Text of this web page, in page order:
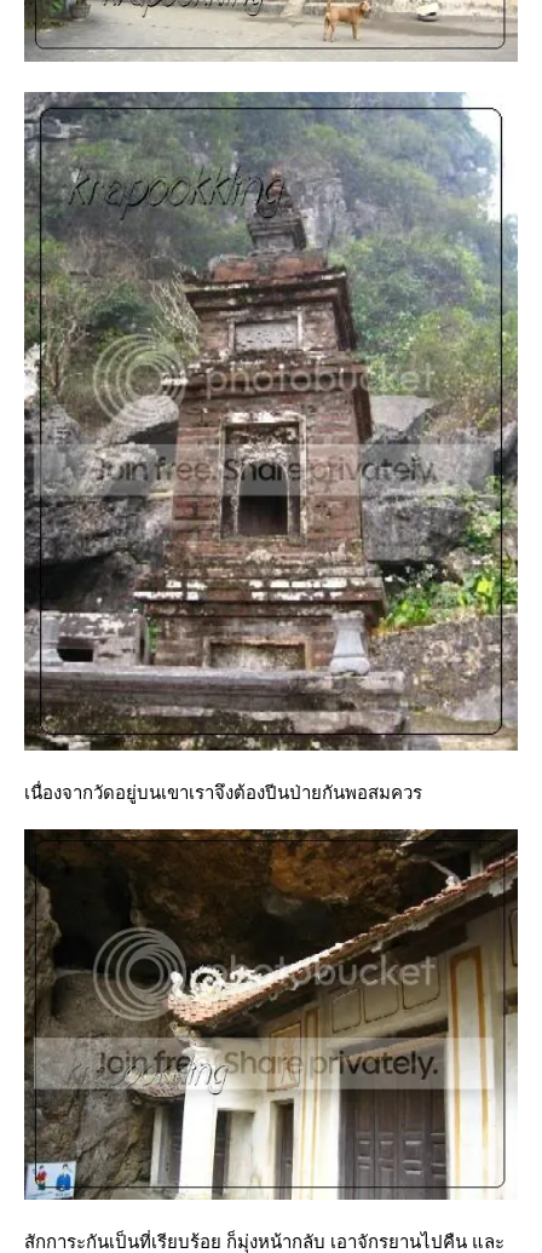
เนื่องจากวัดอยู่บนเขาเราจึงต้องปีนป่ายกันพอสมควร
สักการะกันเป็นที่เรียบร้อย ก็มุ่งหน้ากลับ เอาจักรยานไปคืน และ